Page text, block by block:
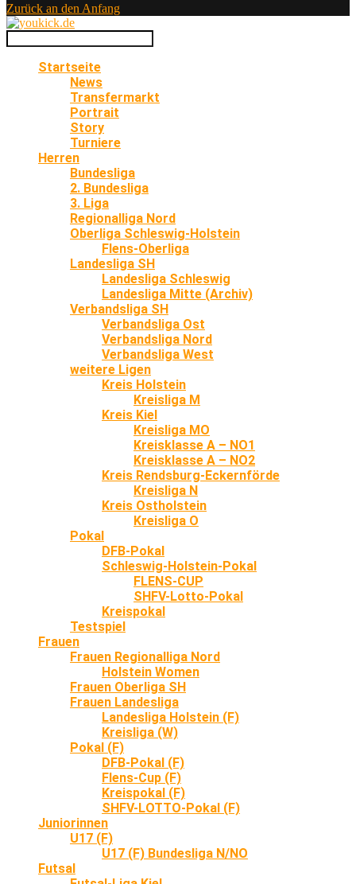
Zurück an den Anfang
Startseite
News
Transfermarkt
Portrait
Story
Turniere
Herren
Bundesliga
2. Bundesliga
3. Liga
Regionalliga Nord
Oberliga Schleswig-Holstein
Flens-Oberliga
Landesliga SH
Landesliga Schleswig
Landesliga Mitte (Archiv)
Verbandsliga SH
Verbandsliga Ost
Verbandsliga Nord
Verbandsliga West
weitere Ligen
Kreis Holstein
Kreisliga M
Kreis Kiel
Kreisliga MO
Kreisklasse A – NO1
Kreisklasse A – NO2
Kreis Rendsburg-Eckernförde
Kreisliga N
Kreis Ostholstein
Kreisliga O
Pokal
DFB-Pokal
Schleswig-Holstein-Pokal
FLENS-CUP
SHFV-Lotto-Pokal
Kreispokal
Testspiel
Frauen
Frauen Regionalliga Nord
Holstein Women
Frauen Oberliga SH
Frauen Landesliga
Landesliga Holstein (F)
Kreisliga (W)
Pokal (F)
DFB-Pokal (F)
Flens-Cup (F)
Kreispokal (F)
SHFV-LOTTO-Pokal (F)
Juniorinnen
U17 (F)
U17 (F) Bundesliga N/NO
Futsal